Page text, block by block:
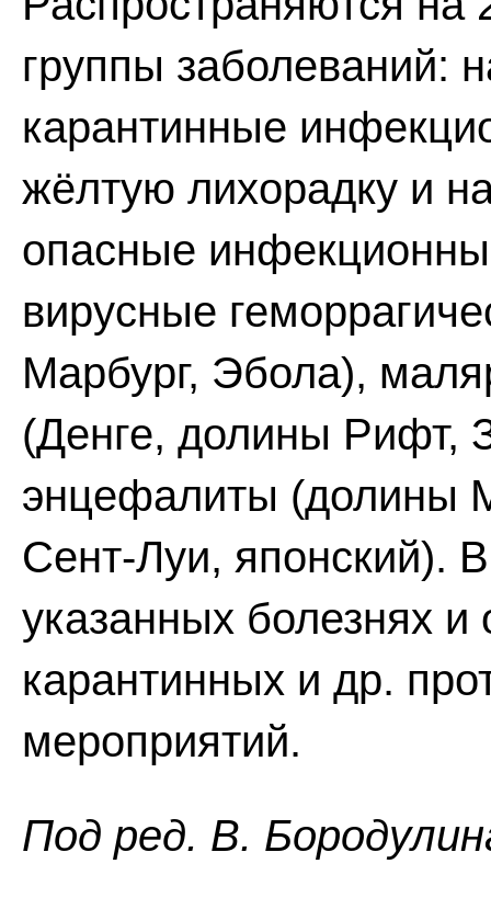
группы заболеваний:
карантинные
жёлтую лихорадку и
опасные
вирусные
Марбург, Эбола),
(Денге, долины Рифт,
энцефалиты (долины
Сент-Луи, японский).
указанных болезнях
карантинных и др.
мероприятий.
Пoд peд. B.